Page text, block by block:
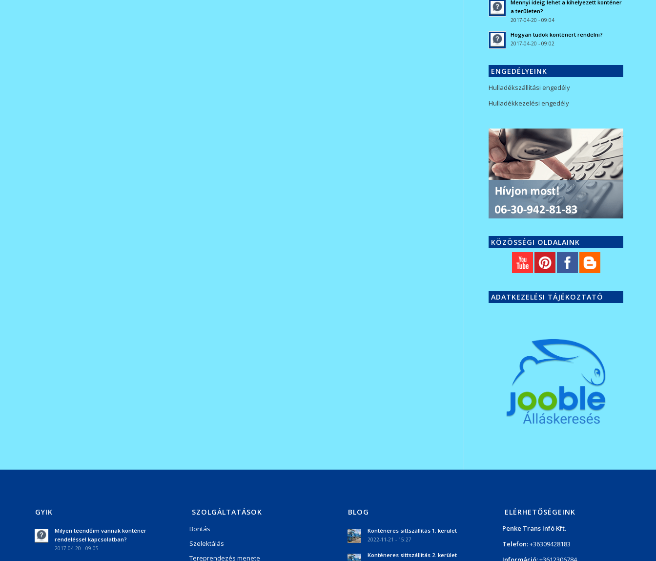
Mennyi ideig lehet a kihelyezett konténer
a területen?
2017-04-20 - 09:04
Hogyan tudok konténert rendelni?
2017-04-20 - 09:02
ENGEDÉLYEINK
Hulladékszállítási engedély
Hulladékkezelési engedély
KÖZÖSSÉGI OLDALAINK
ADATKEZELÉSI TÁJÉKOZTATÓ
GYIK
Milyen teendőim vannak konténer
rendeléssel kapcsolatban?
2017-04-20 - 09:05
SZOLGÁLTATÁSOK
Bontás
Szelektálás
Tereprendezés menete
BLOG
Konténeres sittszállítás 1. kerület
2022-11-21 - 15:27
Konténeres sittszállítás 2. kerület
ELÉRHETŐSÉGEINK
Penke Trans Infó Kft.
Telefon:+36309428183